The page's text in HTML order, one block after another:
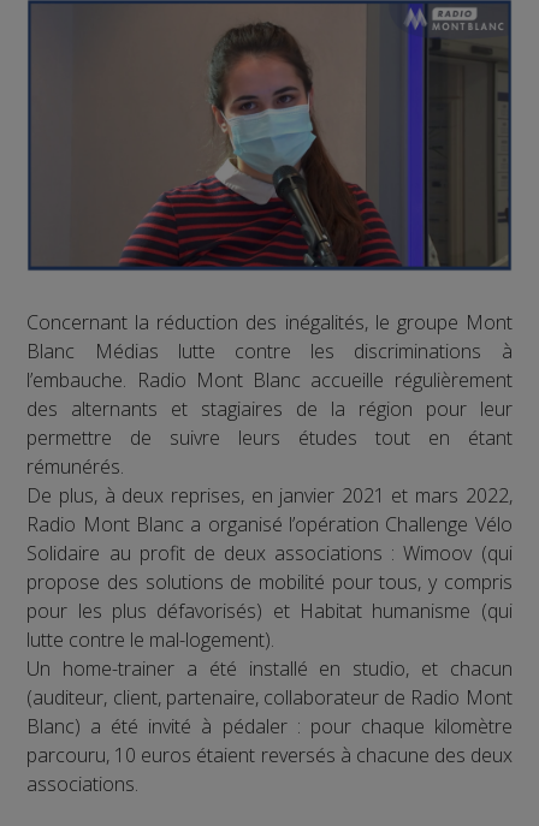
Concernant la réduction des inégalités, le groupe Mont
Blanc Médias lutte contre les discriminations à
l’embauche. Radio Mont Blanc accueille régulièrement
des alternants et stagiaires de la région pour leur
permettre de suivre leurs études tout en étant
rémunérés.
De plus, à deux reprises, en janvier 2021 et mars 2022,
Radio Mont Blanc a organisé l’opération Challenge Vélo
Solidaire au profit de deux associations : Wimoov (qui
propose des solutions de mobilité pour tous, y compris
pour les plus défavorisés) et Habitat humanisme (qui
lutte contre le mal-logement).
Un home-trainer a été installé en studio, et chacun
(auditeur, client, partenaire, collaborateur de Radio Mont
Blanc) a été invité à pédaler : pour chaque kilomètre
parcouru, 10 euros étaient reversés à chacune des deux
associations.